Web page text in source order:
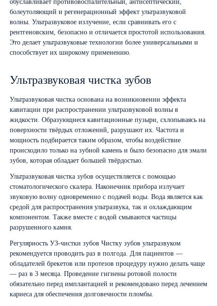
обуславливает противовоспалительный, антисептический,
болеутоляющий и регенерационный эффект ультразвуковой
волны. Ультразвуковое излучение, если сравнивать его с
рентгеновским, безопасно и отличается простотой использования.
Это делает ультразвуковые технологии более универсальными и
способствует их широкому применению.
Ультразвуковая чистка зубов
Ультразвуковая чистка основана на возникновении эффекта
кавитации при распространении ультразвуковой волны в
жидкости. Образующиеся кавитационные пузыри, схлопываясь на
поверхности твёрдых отложений, разрушают их. Частота и
мощность подбирается таким образом, чтобы воздействие
происходило только на зубной камень и было безопасно для эмали
зубов, которая обладает большей твёрдостью.
Ультразвуковая чистка зубов осуществляется с помощью
стоматологического скалера. Наконечник прибора излучает
звуковую волну одновременно с подачей воды. Вода является как
средой для распространения ультразвука, так и охлаждающим
компонентом. Также вместе с водой смываются частицы
разрушенного камня.
Регулярность УЗ-чистки зубов Чистку зубов ультразвуком
рекомендуется проводить раз в полгода. Для пациентов —
обладателей брекетов или протезов процедуру нужно делать чаще
— раз в 3 месяца. Проведение гигиены ротовой полости
обязательно перед имплантацией и рекомендовано перед лечением
кариеса для обеспечения долговечности пломбы.